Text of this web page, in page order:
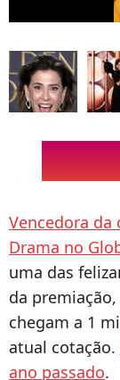
Vencedora
Drama no
uma das
da
chegam a 1
atual cotação.
ano passado.